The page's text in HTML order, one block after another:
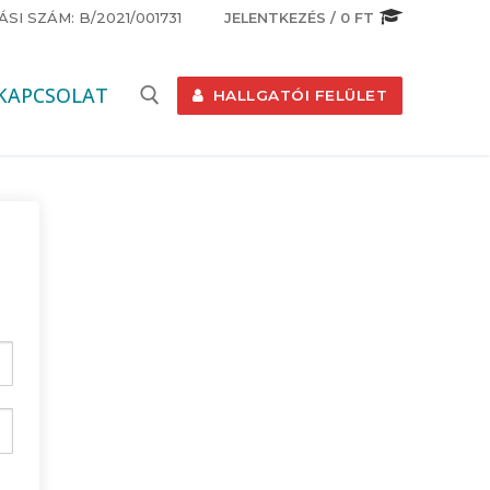
SZÁM: B/2021/001731 JELENTKEZÉS / 0 FT
HALLGATÓI FELÜLET